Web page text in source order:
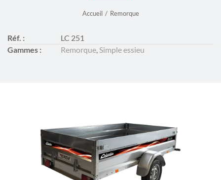
Accueil Remorque
Réf. :
LC 251
Gammes :
Remorque,Simple essieu